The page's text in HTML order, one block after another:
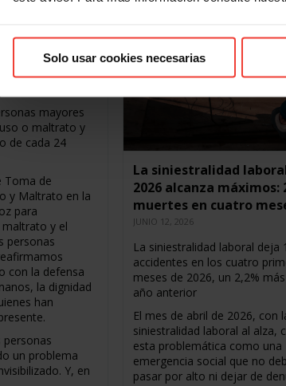
Solo usar cookies necesarias
el Maltrato
USO exige
mayores
o maltrato y
de cada 24
Toma de
y Maltrato en la
para
y el
personas
con la defensa
la dignidad
han
personas
un problema
Y, en
La siniestralidad
2026 alcanza máximos:
muertes en cuatro
JUNIO 12, 2026
La siniestralidad laboral deja
accidentes en los cuatro
meses de 2026, un 2,2%
año anterior
El mes de abril de 2026, con
siniestralidad laboral al alza,
esta problemática como una
emergencia social que no
pasar por alto ni dejar de